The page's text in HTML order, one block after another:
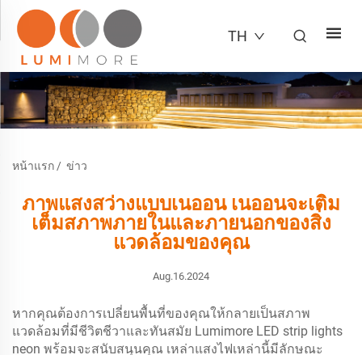
TH
หน้าแรก / ข่าว
ภาพแสงสว่างแบบเนออน เนออนจะเติม
เต็มสภาพภายในและภายนอกของสิ่ง
แวดล้อมของคุณ
Aug.16.2024
หากคุณต้องการเปลี่ยนพื้นที่ของคุณให้กลายเป็นสภาพ
แวดล้อมที่มีชีวิตชีวาและทันสมัย Lumimore LED strip lights
neon พร้อมจะสนับสนุนคุณ เหล่าแสงไฟเหล่านี้มีลักษณะ